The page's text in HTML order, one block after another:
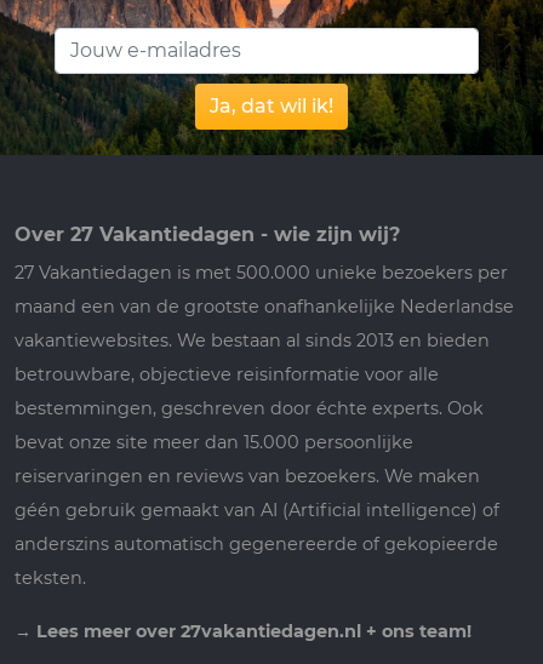
Ja, dat wil ik!
Over 27 Vakantiedagen - wie zijn wij?
27 Vakantiedagen is met 500.000 unieke bezoekers per
maand een van de grootste onafhankelijke Nederlandse
vakantiewebsites. We bestaan al sinds 2013 en bieden
betrouwbare, objectieve reisinformatie voor alle
bestemmingen, geschreven door échte experts. Ook
bevat onze site meer dan 15.000 persoonlijke
reiservaringen en reviews van bezoekers. We maken
géén gebruik gemaakt van AI (Artificial intelligence) of
anderszins automatisch gegenereerde of gekopieerde
teksten.
→ Lees meer over 27vakantiedagen.nl + ons team!